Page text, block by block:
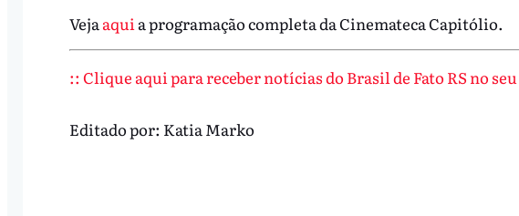
Vejaaquia programação completa da Cinemateca Capitólio.
:: Clique aqui para receber notícias do Brasil de Fato RS no
Editado por: Katia Marko